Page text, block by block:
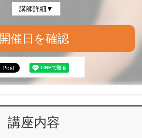
講師詳細▼
開催日を確認
講座内容